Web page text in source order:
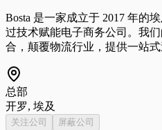
Bosta 是一家成立于 2017 年的
过技术赋能电子商务公司。我
合，颠覆物流行业，提供一站式
总部
开罗, 埃及
关注公司 屏蔽公司